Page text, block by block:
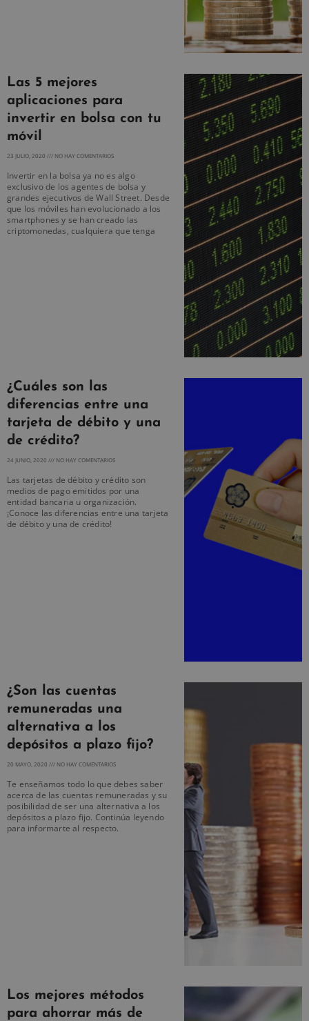
Las 5 mejores
aplicaciones para
invertir en bolsa con tu
móvil
23 JULIO, 2020 NO HAY COMENTARIOS
Invertir en la bolsa ya no es algo
exclusivo de los agentes de bolsa y
grandes ejecutivos de Wall Street. Desde
que los móviles han evolucionado a los
smartphones y se han creado las
criptomonedas, cualquiera que tenga
¿Cuáles son las
diferencias entre una
tarjeta de débito y una
de crédito?
24 JUNIO, 2020 NO HAY COMENTARIOS
Las tarjetas de débito y crédito son
medios de pago emitidos por una
entidad bancaria u organización.
¡Conoce las diferencias entre una tarjeta
de débito y una de crédito!
¿Son las cuentas
remuneradas una
alternativa a los
depósitos a plazo fijo?
20 MAYO, 2020 NO HAY COMENTARIOS
Te enseñamos todo lo que debes saber
acerca de las cuentas remuneradas y su
posibilidad de ser una alternativa a los
depósitos a plazo fijo. Continúa leyendo
para informarte al respecto.
Los mejores métodos
para ahorrar más de